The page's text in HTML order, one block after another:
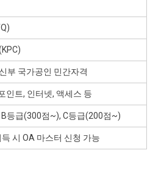
부 국가공인 민간자격
인트, 인터넷, 액세스 등
등급(300점~), C등급(200점~)
시 OA 마스터 신청 가능